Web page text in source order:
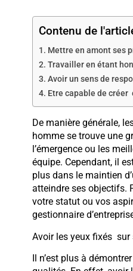
Contenu de
Mettre en amont ses
Travailler en étant
Avoir un sens de
Etre capable de
De manière générale,
homme se trouve une
l’émergence ou les
équipe. Cependant, il
plus dans le maintien
atteindre ses objectifs.
votre statut ou vos
gestionnaire
Avoir les
Il n’est plus à